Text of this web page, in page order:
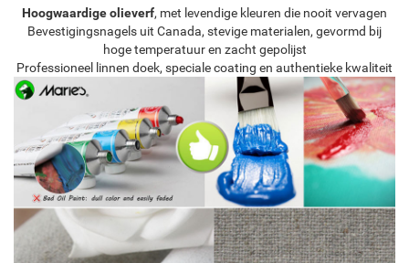
Hoogwaardige olieverf, met levendige kleuren die nooit vervagen
Bevestigingsnagels uit Canada, stevige materialen, gevormd bij
hoge temperatuur en zacht gepolijst
Professioneel linnen doek, speciale coating en authentieke kwaliteit